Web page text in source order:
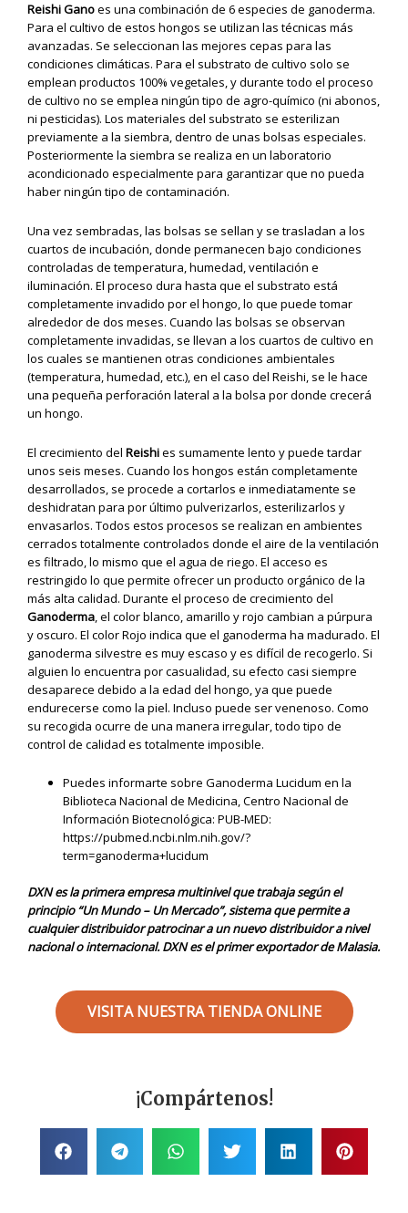
Reishi Ganoes una combinación de 6 especies de ganoderma.
Para el cultivo de estos hongos se utilizan las técnicas más
avanzadas. Se seleccionan las mejores cepas para las
condiciones climáticas. Para el substrato de cultivo solo se
emplean productos 100% vegetales, y durante todo el proceso
de cultivo no se emplea ningún tipo de agro-químico (ni abonos,
ni pesticidas). Los materiales del substrato se esterilizan
previamente a la siembra, dentro de unas bolsas especiales.
Posteriormente la siembra se realiza en un laboratorio
acondicionado especialmente para garantizar que no pueda
haber ningún tipo de contaminación.
Una vez sembradas, las bolsas se sellan y se trasladan a los
cuartos de incubación, donde permanecen bajo condiciones
controladas de temperatura, humedad, ventilación e
iluminación. El proceso dura hasta que el substrato está
completamente invadido por el hongo, lo que puede tomar
alrededor de dos meses. Cuando las bolsas se observan
completamente invadidas, se llevan a los cuartos de cultivo en
los cuales se mantienen otras condiciones ambientales
(temperatura, humedad, etc.), en el caso del Reishi, se le hace
una pequeña perforación lateral a la bolsa por donde crecerá
un hongo.
El crecimiento delReishies sumamente lento y puede tardar
unos seis meses. Cuando los hongos están completamente
desarrollados, se procede a cortarlos e inmediatamente se
deshidratan para por último pulverizarlos, esterilizarlos y
envasarlos. Todos estos procesos se realizan en ambientes
cerrados totalmente controlados donde el aire de la ventilación
es filtrado, lo mismo que el agua de riego. El acceso es
restringido lo que permite ofrecer un producto orgánico de la
más alta calidad. Durante el proceso de crecimiento del
Ganoderma, el color blanco, amarillo y rojo cambian a púrpura
y oscuro. El color Rojo indica que el ganoderma ha madurado. El
ganoderma silvestre es muy escaso y es difícil de recogerlo. Si
alguien lo encuentra por casualidad, su efecto casi siempre
desaparece debido a la edad del hongo, ya que puede
endurecerse como la piel. Incluso puede ser venenoso. Como
su recogida ocurre de una manera irregular, todo tipo de
control de calidad es totalmente imposible.
Puedes informarte sobre Ganoderma Lucidum en la
Biblioteca Nacional de Medicina, Centro Nacional de
Información Biotecnológica: PUB-MED:
https://pubmed.ncbi.nlm.nih.gov/?
term=ganoderma+lucidum
DXN es la primera empresa multinivel que trabaja según el
principio “Un Mundo – Un Mercado”, sistema que permite a
cualquier distribuidor patrocinar a un nuevo distribuidor a nivel
nacional o internacional. DXN es el primer exportador de Malasia.
VISITA NUESTRA TIENDA ONLINE
¡Compártenos!